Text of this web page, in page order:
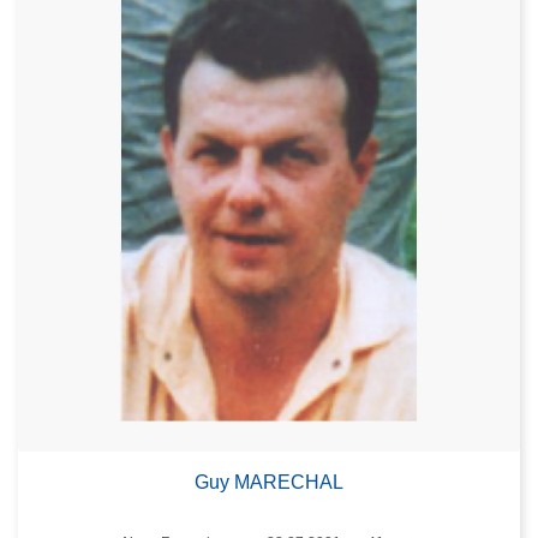
Guy MARECHAL